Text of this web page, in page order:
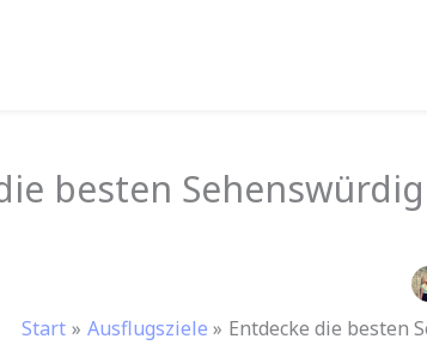
besten
Start
Ausflugsziele Entdecke die besten